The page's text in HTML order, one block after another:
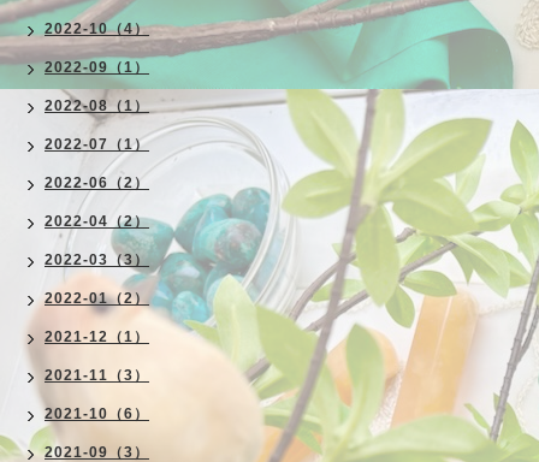
2022-10（4）
2022-09（1）
2022-08（1）
2022-07（1）
2022-06（2）
2022-04（2）
2022-03（3）
2022-01（2）
2021-12（1）
2021-11（3）
2021-10（6）
2021-09（3）